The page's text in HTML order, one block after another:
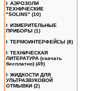
АЭРОЗОЛИ
ТЕХНИЧЕСКИЕ
"SOLINS" (10)
ИЗМЕРИТЕЛЬНЫЕ
ПРИБОРЫ (1)
ТЕРМОИНТЕРФЕЙСЫ (8)
ТЕХНИЧЕСКАЯ
ЛИТЕРАТУРА (скачать
бесплатно) (49)
ЖИДКОСТИ ДЛЯ
УЛЬТРАЗВУКОВОЙ
ОТМЫВКИ (2)